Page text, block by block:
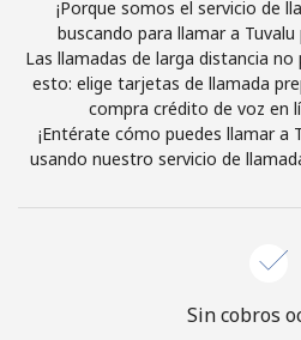
Al abrir una cuenta en este sitio
estosTérminos y condiciones.
Únete
¡Hola!
Inicia sesión o
¡Porque somos el servicio de
buscando para llamar a
Las llamadas de larga distancia
esto: elige tarjetas de llamada
compra crédito de voz en
¡Entérate cómo puedes llamar a
usando nuestro servicio de
Sin cobros